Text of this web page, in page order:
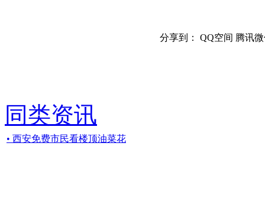
分享到： QQ空间 腾讯
同类资讯
• 西安免费市民看楼顶油菜花